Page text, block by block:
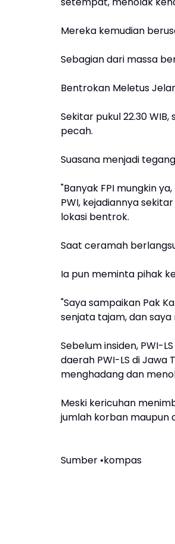
Mereka kemudian
Sebagian dari massa
Bentrokan Meletus
Sekitar pukul 22.30
pecah.
Suasana menjadi
"Banyak FPI mungkin
PWI, kejadiannya
lokasi bentrok.
Saat ceramah
Ia pun meminta pihak
"Saya sampaikan Pak
senjata tajam, dan
Sebelum insiden, PWI-
daerah PWI-LS di
menghadang dan
Meski kericuhan
jumlah korban maupun
Sumber •kompas